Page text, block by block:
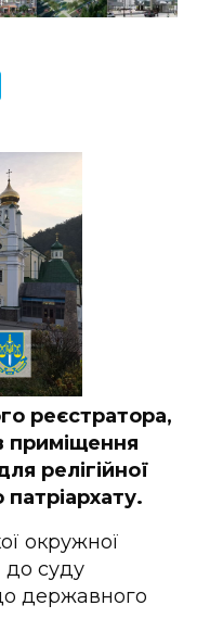
реєстратора,
приміщення
релігійної
окружної
до суду
державного